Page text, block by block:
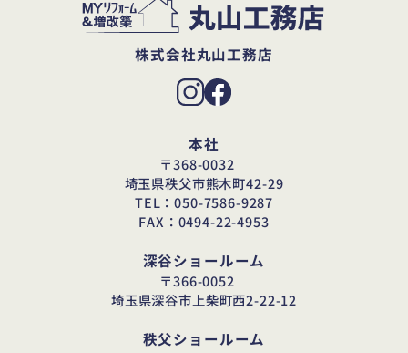
株式会社丸山工務店
本社
〒368-0032
埼玉県秩父市熊木町42-29
TEL：050-7586-9287
FAX：0494-22-4953
深谷ショールーム
〒366-0052
埼玉県深谷市上柴町西2-22-12
秩父ショールーム